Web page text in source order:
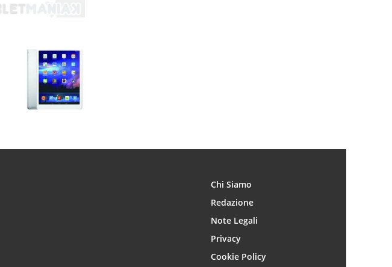
Chi Siamo
Redazione
Note Legali
Privacy
Cookie Policy